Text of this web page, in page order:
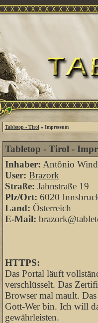
Tabletop - Tirol » Impressum
Tabletop - Tirol -
Inhaber: Antônio
User: Brazork
Straße: Jahnstraße 19
Plz/Ort: 6020
Land: Österreich
E-Mail:
HTTPS:
Das Portal läuft
verschlüsselt. Das
Browser mal mault.
Gott-Wer bin. Ich will
gewährleisten.